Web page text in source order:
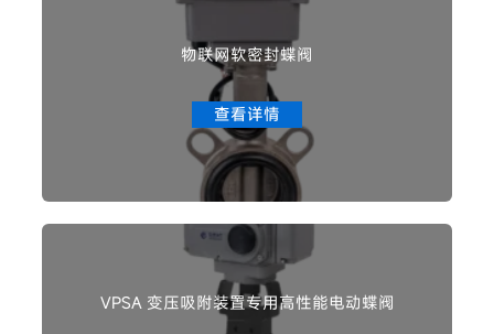
物联网软密封蝶阀
查看详情
VPSA 变压吸附装置专用高性能电动蝶阀